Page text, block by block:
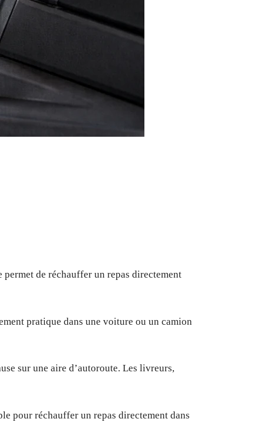
de réchauffer un repas directement
pratique dans une voiture ou un camion
sur une aire d’autoroute. Les livreurs,
pour réchauffer un repas directement dans